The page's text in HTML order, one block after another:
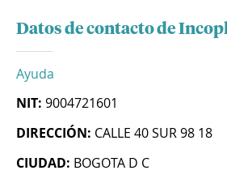
Datos de contacto de
Ayuda
NIT: 9004721601
DIRECCIÓN: CALLE 40 SUR 98 18
CIUDAD: BOGOTA D C